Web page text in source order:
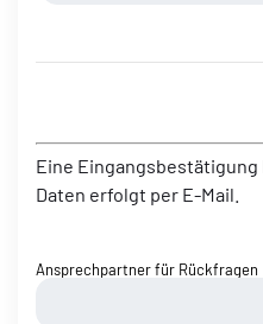
Eine
Daten erfolgt per E-Mail.
Ansprechpartner für Rückfragen